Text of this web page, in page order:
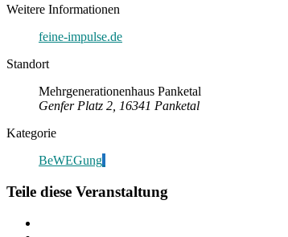
Weitere Informationen
feine-impulse.de
Standort
Mehrgenerationenhaus Panketal
Genfer Platz 2, 16341 Panketal
Kategorie
BeWEGung
Teile diese Veranstaltung